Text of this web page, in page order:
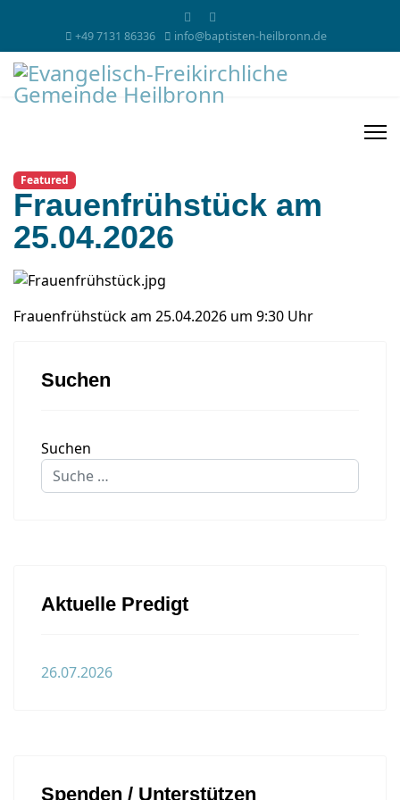
+49 7131 86336 info@baptisten-heilbronn.de
Featured
Frauenfrühstück am
25.04.2026
Frauenfrühstück am 25.04.2026 um 9:30 Uhr
Suchen
Suchen
Aktuelle Predigt
26.07.2026
Spenden / Unterstützen